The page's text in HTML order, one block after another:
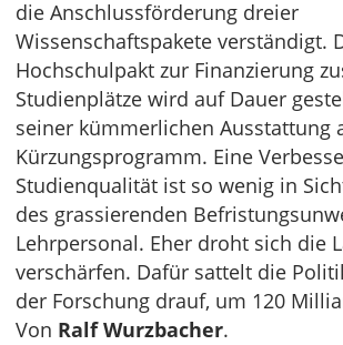
die Anschlussförderung dreier
Wissenschaftspakete verständigt.
Hochschulpakt zur Finanzierung
Studienplätze wird auf Dauer
seiner kümmerlichen Ausstattung
Kürzungsprogramm. Eine
Studienqualität ist so wenig in
des grassierenden
Lehrpersonal. Eher droht sich die
verschärfen. Dafür sattelt die
der Forschung drauf, um 120
Von Ralf Wurzbacher.